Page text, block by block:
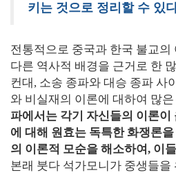
키는 것으로 정리할 수 있
전통적으로 중국과 한국 불교의
다른 역사적 배경을 근거로 한
컨대, 소송 종파와 대승 종파 사
와 비실재의 이론에 대하여 많
파에서는 각기 자신들의 이론이
에 대해 원효는 독특한 화쟁론
의 이론적 모순을 해소하여, 이
본래 붓다 석가모니가 중생들을